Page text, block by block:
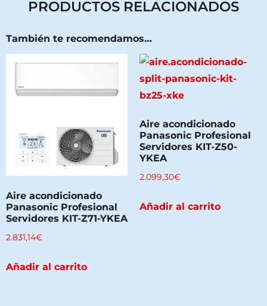
PRODUCTOS RELACIONADOS
También te recomendamos…
Aire acondicionado
Panasonic Profesional
Servidores KIT-Z71-YKEA
2.831,14€
Añadir al carrito
Aire acondicionado
Panasonic Profesional
Servidores KIT-Z50-
YKEA
2.099,30€
Añadir al carrito